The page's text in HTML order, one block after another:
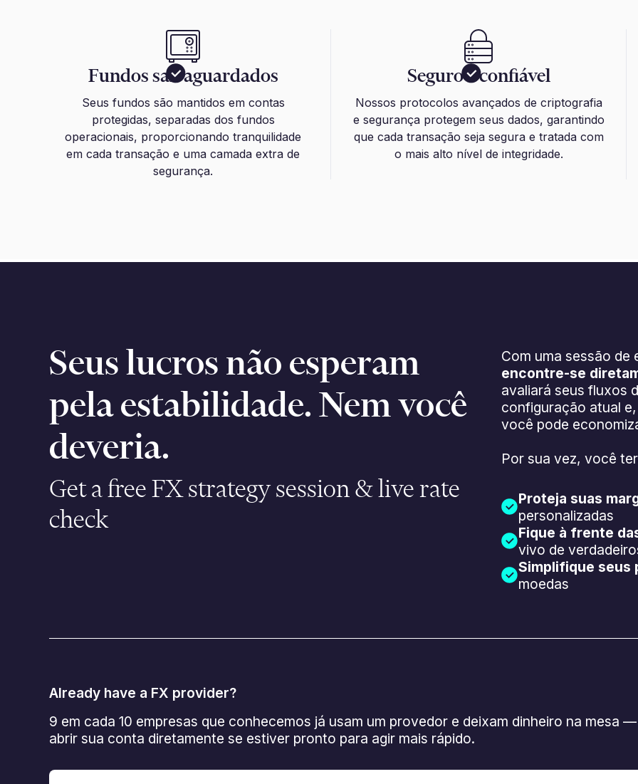
Fundos salvaguardados
Seus fundos são mantidos em contas
protegidas, separadas dos fundos
operacionais, proporcionando tranquilidade
em cada transação e uma camada extra de
segurança.
Seguro e confiável
Nossos protocolos avançados de criptografia
e segurança protegem seus dados, garantindo
que cada transação seja segura e tratada com
o mais alto nível de integridade.
Seus lucros não esperam
pela estabilidade. Nem você
deveria.
Get a free FX strategy session & live rate
check
Com uma sessão
encontre-se
avaliará seus fluxos
configuração atual
você pode
Por sua vez, você
Proteja suas
personalizadas
Fique à frente
vivo de
Simplifique seus
moedas
Already have a FX provider?
9 em cada 10 empresas que conhecemos já usam um provedor e deixam dinheiro na mesa
abrir sua conta diretamente se estiver pronto para agir mais rápido.